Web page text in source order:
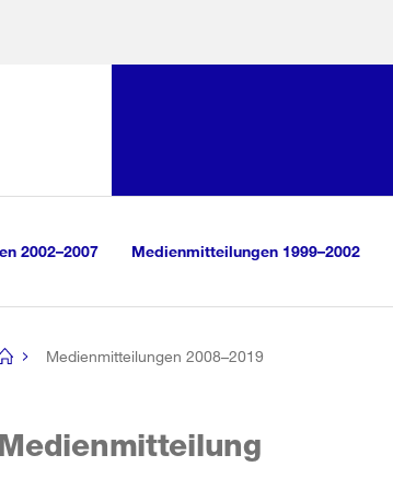
2002–2007 Medienmitteilungen 1999–2002
Medienmitteilungen 2008–2019